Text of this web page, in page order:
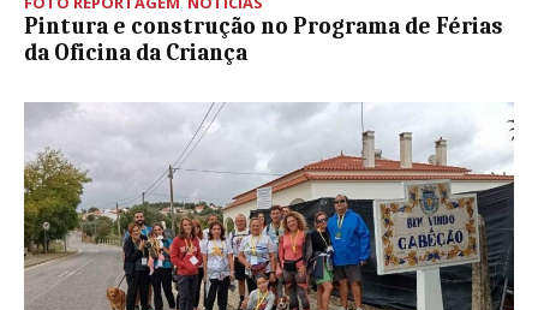
Pintura e construção no Programa de Férias
da Oficina da Criança